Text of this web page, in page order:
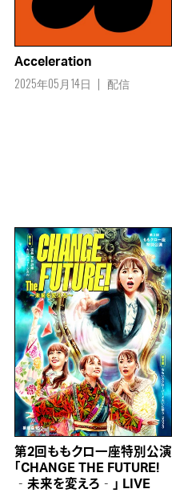
Acceleration
2025年05月14日 配信
第2回ももクロ一座特別公演
「CHANGE THE FUTURE!
‐未来を変えろ‐」 LIVE